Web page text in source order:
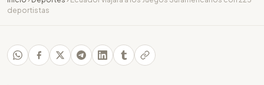
deportistas
Chevron Ecuador